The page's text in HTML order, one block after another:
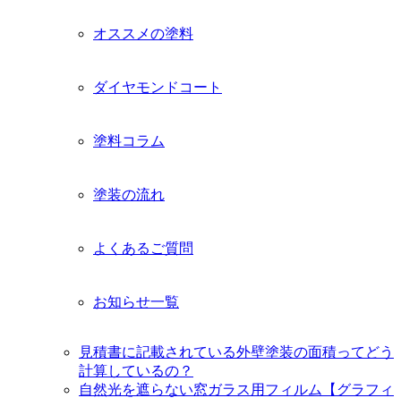
オススメの塗料
ダイヤモンドコート
塗料コラム
塗装の流れ
よくあるご質問
お知らせ一覧
見積書に記載されている外壁塗装の面積ってどう
計算しているの？
自然光を遮らない窓ガラス用フィルム【グラフィ